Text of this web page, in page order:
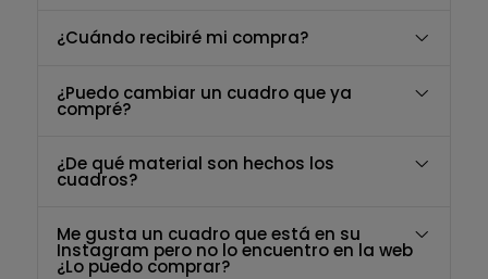
¿Cuándo recibiré mi compra?
¿Puedo cambiar un cuadro que ya
compré?
¿De qué material son hechos los
cuadros?
Me gusta un cuadro que está en su
Instagram pero no lo encuentro en la web
¿Lo puedo comprar?